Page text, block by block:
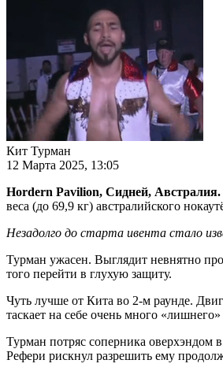
Кит Турман
12 Марта 2025, 13:05
Hordern Pavilion, Сидней, Австралия.
веса (до 69,9 кг) австралийского
Незадолго до старта ивента стало
Турман ужасен. Выглядит невнятно
того перейти в глухую защиту.
Чуть лучше от Кита во 2-м раунде.
таскает на себе очень много «лишнего»
Турман потряс соперника оверхэндом
Рефери рискнул разрешить ему